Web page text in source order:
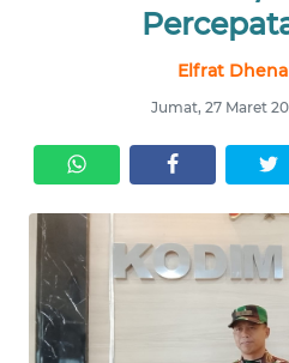
Elfrat
Jumat, 27 Maret
SERBA-
SERBI
LABUAN
BAJO
OPINI